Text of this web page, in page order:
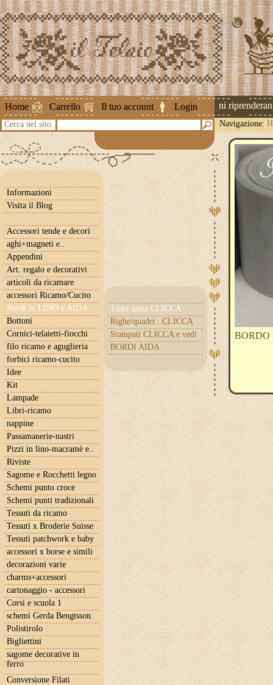
Home Carrello Il tuo account Login
Attenzione ! Le spedizioni
Cerca nel sito Navigazione:
Informazioni
Visita il Blog
Accessori tende e decori
aghi+magneti e..
Appendini
Art. regalo e decorativi
articoli da ricamare
accessori Ricamo/Cucito
Bordi in LINO e AIDA
Tinta unita CLICCA
Righe/quadri ..CLICCA
Stampati CLICCA e vedi
BORDI AIDA
Bottoni
Cornici-telaietti-fiocchi
filo ricamo e aguglieria
forbici ricamo-cucito
Idee
Kit
Lampade
Libri-ricamo
nappine
Passamanerie-nastri
Pizzi in lino-macramè e..
Riviste
Sagome e Rocchetti legno
Schemi punto croce
Schemi punti tradizionali
Tessuti da ricamo
Tessuti x Broderie Suisse
Tessuti patchwork e baby
accessori x borse e simili
decorazioni varie
charms+accessori
cartonaggio - accessori
Corsi e scuola 1
schemi Gerda Bengtsson
Polistirolo
Bigliettini
sagome decorative in
ferro
Conversione Filati
BORDO